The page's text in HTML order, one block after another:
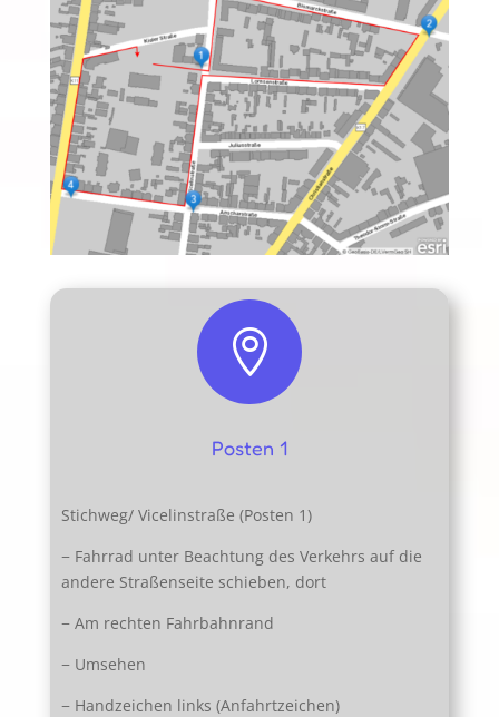

Posten 1
Stichweg/ Vicelinstraße (Posten 1)
− Fahrrad unter Beachtung des Verkehrs auf die
andere Straßenseite schieben, dort
− Am rechten Fahrbahnrand
− Umsehen
− Handzeichen links (Anfahrtzeichen)